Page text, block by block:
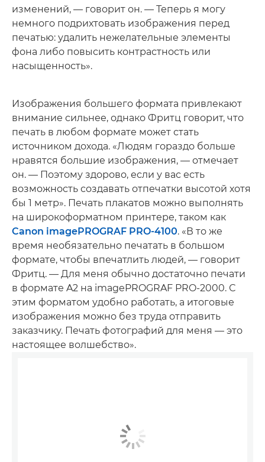
изменений, — говорит он. — Теперь я могу
немного подрихтовать изображения перед
печатью: удалить нежелательные элементы
фона либо повысить контрастность или
насыщенность».
Изображения большего формата привлекают
внимание сильнее, однако Фритц говорит, что
печать в любом формате может стать
источником дохода. «Людям гораздо больше
нравятся большие изображения, — отмечает
он. — Поэтому здорово, если у вас есть
возможность создавать отпечатки высотой хотя
бы 1 метр». Печать плакатов можно выполнять
на широкоформатном принтере, таком как
Canon imagePROGRAF PRO-4100. «В то же
время необязательно печатать в большом
формате, чтобы впечатлить людей, — говорит
Фритц. — Для меня обычно достаточно печати
в формате A2 на imagePROGRAF PRO-2000. С
этим форматом удобно работать, а итоговые
изображения можно без труда отправить
заказчику. Печать фотографий для меня — это
настоящее волшебство».